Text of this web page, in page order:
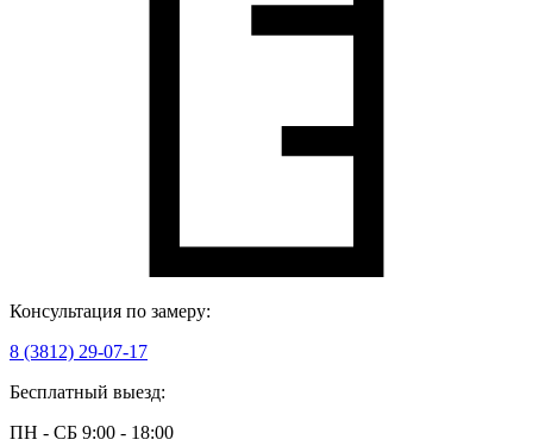
Консультация по замеру:
8 (3812) 29-07-17
Бесплатный выезд:
ПН - СБ 9:00 - 18:00